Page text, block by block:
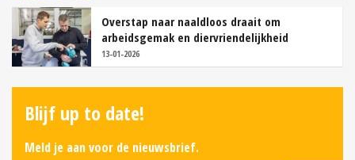
Overstap naar naaldloos draait om
arbeidsgemak en diervriendelijkheid
13-01-2026
Blijf up to date!
Meld je aan voor de nieuwsbrief.